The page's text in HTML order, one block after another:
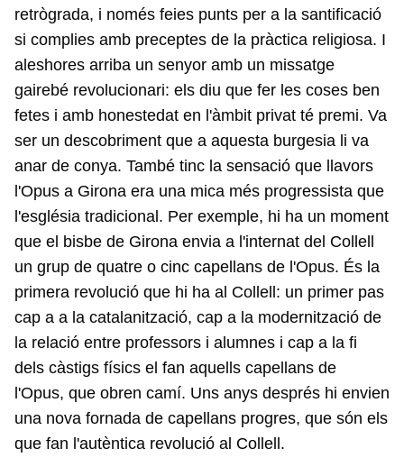
retrògrada, i només feies punts per a la santificació
si complies amb preceptes de la pràctica religiosa. I
aleshores arriba un senyor amb un missatge
gairebé revolucionari: els diu que fer les coses ben
fetes i amb honestedat en l'àmbit privat té premi. Va
ser un descobriment que a aquesta burgesia li va
anar de conya. També tinc la sensació que llavors
l'Opus a Girona era una mica més progressista que
l'església tradicional. Per exemple, hi ha un moment
que el bisbe de Girona envia a l'internat del Collell
un grup de quatre o cinc capellans de l'Opus. És la
primera revolució que hi ha al Collell: un primer pas
cap a a la catalanització, cap a la modernització de
la relació entre professors i alumnes i cap a la fi
dels càstigs físics el fan aquells capellans de
l'Opus, que obren camí. Uns anys després hi envien
una nova fornada de capellans progres, que són els
que fan l'autèntica revolució al Collell.